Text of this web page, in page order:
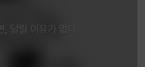
, 달릴 이유가 없다